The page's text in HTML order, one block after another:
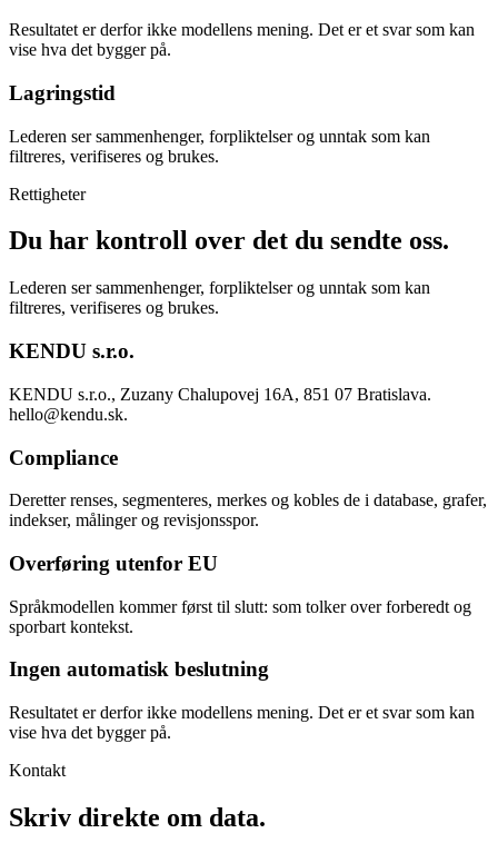
Resultatet er derfor ikke modellens mening. Det er et svar som kan
vise hva det bygger på.
Lagringstid
Lederen ser sammenhenger, forpliktelser og unntak som kan
filtreres, verifiseres og brukes.
Rettigheter
Du har kontroll over det du sendte oss.
Lederen ser sammenhenger, forpliktelser og unntak som kan
filtreres, verifiseres og brukes.
KENDU s.r.o.
KENDU s.r.o., Zuzany Chalupovej 16A, 851 07 Bratislava.
hello@kendu.sk.
Compliance
Deretter renses, segmenteres, merkes og kobles de i database, grafer,
indekser, målinger og revisjonsspor.
Overføring utenfor EU
Språkmodellen kommer først til slutt: som tolker over forberedt og
sporbart kontekst.
Ingen automatisk beslutning
Resultatet er derfor ikke modellens mening. Det er et svar som kan
vise hva det bygger på.
Kontakt
Skriv direkte om data.